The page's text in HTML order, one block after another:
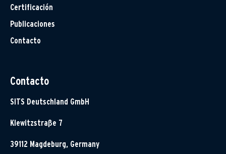
Certificación
Publicaciones
Contacto
Contacto
SITS Deutschland GmbH
Klewitzstraße 7
39112 Magdeburg, Germany